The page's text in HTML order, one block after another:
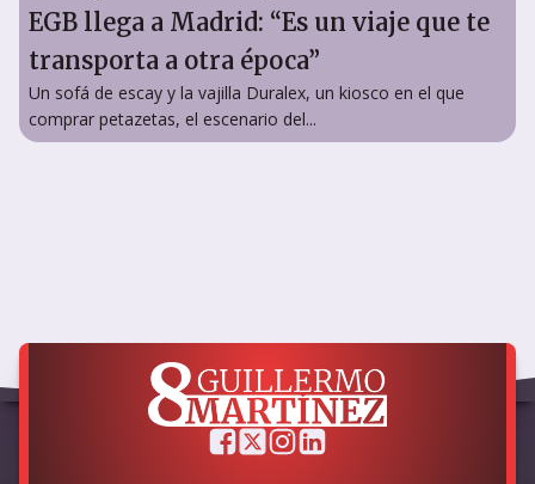
EGB llega a Madrid: “Es un viaje que te
transporta a otra época”
Un sofá de escay y la vajilla Duralex, un kiosco en el que
comprar petazetas, el escenario del...